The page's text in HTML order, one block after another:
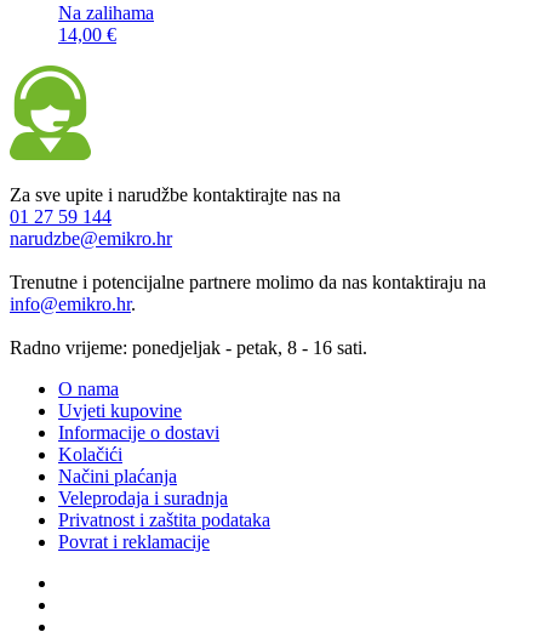
Na zalihama
14,00 €
Za sve upite i narudžbe kontaktirajte nas na
01 27 59 144
narudzbe@emikro.hr
Trenutne i potencijalne partnere molimo da nas kontaktiraju na
info@emikro.hr.
Radno vrijeme: ponedjeljak - petak, 8 - 16 sati.
O nama
Uvjeti kupovine
Informacije o dostavi
Kolačići
Načini plaćanja
Veleprodaja i suradnja
Privatnost i zaštita podataka
Povrat i reklamacije